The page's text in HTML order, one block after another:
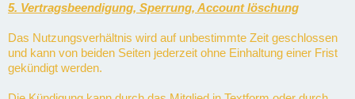
5. Vertragsbeendigung, Sperrung, Account löschung
Das Nutzungsverhältnis wird auf unbestimmte Zeit geschlossen
und kann von beiden Seiten jederzeit ohne Einhaltung einer Frist
gekündigt werden.